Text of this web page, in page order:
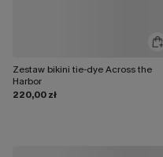
Zestaw bikini tie-dye Across the
Harbor
220,00 zł